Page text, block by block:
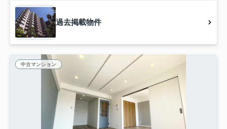
過去掲載物件
中古マンション